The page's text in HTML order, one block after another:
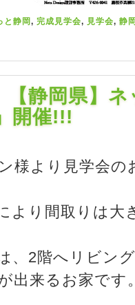
と静岡 , 完成見学会, 見学会, 静
静岡県】
開催!!!
様より見学会の
より間取りは大
、2階へリビン
出来るお家です